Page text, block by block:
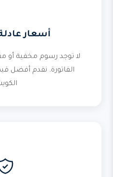
أسعار
لا توجد رسوم مخفية أو
الفاتورة. نقدم أفضل